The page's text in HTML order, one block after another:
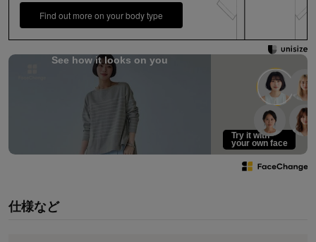
Find out more on your body type
See how it looks on you
Try it with
your own face
仕様など